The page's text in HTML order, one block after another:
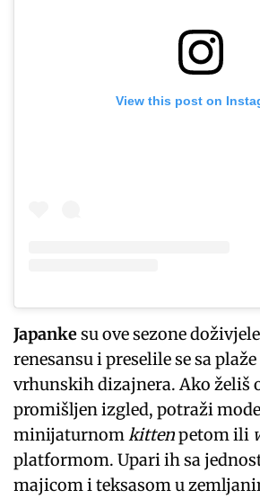
View this post on
Japankesu ove sezone
renesansu i preselile se sa
vrhunskih dizajnera. Ako želiš
promišljen izgled, potraži
minijaturnomkittenpetom ili
platformom. Upari ih sa
majicom i teksasom u